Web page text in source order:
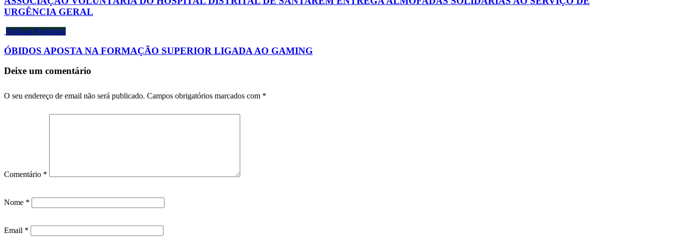
URGÊNCIA GERAL
Notícias Regionais
ÓBIDOS APOSTA NA FORMAÇÃO SUPERIOR LIGADA AO GAMING
Deixe um comentário
O seu endereço de email não será publicado. Campos obrigatórios marcados com *
Comentário *
Nome *
Email *